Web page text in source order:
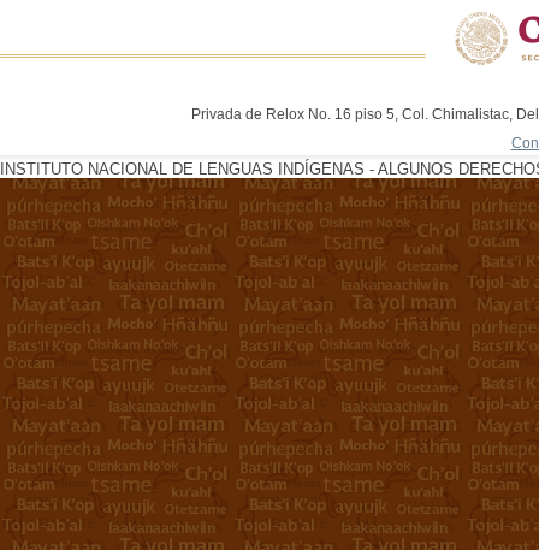
Privada de Relox No. 16 piso 5, Col. Chimalistac,
INSTITUTO NACIONAL DE LENGUAS INDÍGENAS - ALGUNOS